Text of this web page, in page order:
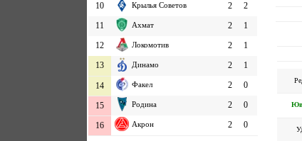
10
Крылья Советов 2
2
11
Ахмат 2
1
12
Локомотив 2
1
13
Динамо 2 1
14 Факел 2 0
15 Родина 2 0
16 Акрон 2 0